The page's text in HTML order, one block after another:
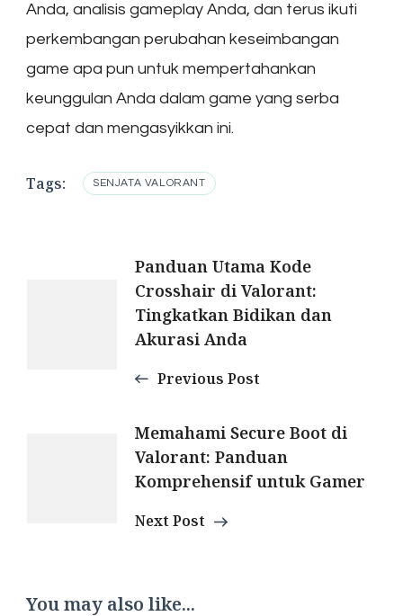
Anda, analisis gameplay Anda, dan terus ikuti
perkembangan perubahan keseimbangan
game apa pun untuk mempertahankan
keunggulan Anda dalam game yang serba
cepat dan mengasyikkan ini.
Tags: SENJATA VALORANT
Navigation
Panduan Utama Kode
Crosshair di Valorant:
Tingkatkan Bidikan dan
Akurasi Anda
Previous Post
Memahami Secure Boot di
Valorant: Panduan
Komprehensif untuk Gamer
Next Post
You may also like...